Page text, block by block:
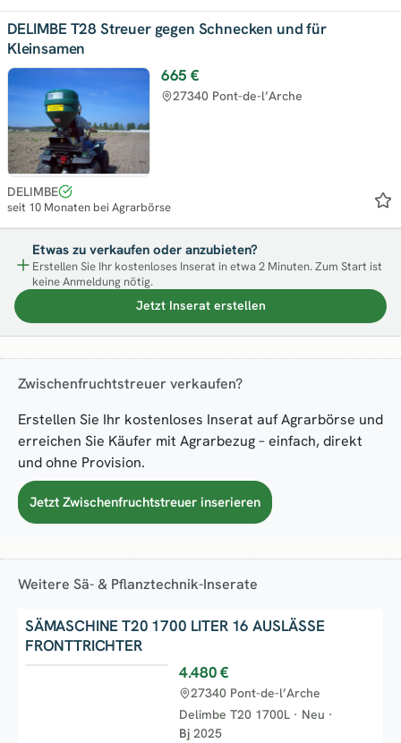
DELIMBE T28 Streuer gegen Schnecken und für
Kleinsamen
665 €
27340 Pont-de-l’Arche
DELIMBE
seit 10 Monaten bei Agrarbörse
Etwas zu verkaufen oder anzubieten?
Erstellen Sie Ihr kostenloses Inserat in etwa 2 Minuten. Zum Start ist
keine Anmeldung nötig.
Jetzt Inserat erstellen
Zwischenfruchtstreuer verkaufen?
Erstellen Sie Ihr kostenloses Inserat auf Agrarbörse und
erreichen Sie Käufer mit Agrarbezug – einfach, direkt
und ohne Provision.
Jetzt Zwischenfruchtstreuer inserieren
Weitere Sä- & Pflanztechnik-Inserate
SÄMASCHINE T20 1700 LITER 16 AUSLÄSSE
FRONTTRICHTER
4.480 €
Delimbe T20 1700L · Neu ·
Bj 2025
27340 Pont-de-l’Arche